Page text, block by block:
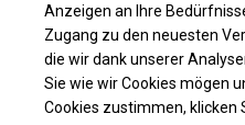
WINTER PLUS
ROHRE
Anzeigen an Ihre
Zugang zu den neuesten
die wir dank unserer
Sie wie wir Cookies mögen
Cookies zustimmen, klicken